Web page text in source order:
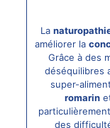
La
améliorer la
Grâce à des
déséquilibres
super-
romarin
des